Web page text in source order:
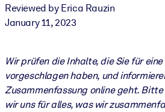
Reviewed by Erica Rauzin
January 11, 2023
Wir prüfen die Inhalte, die Sie für
vorgeschlagen haben, und
Zusammenfassung online geht.
wir uns für alles, was wir